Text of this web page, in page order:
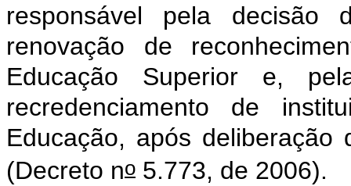
responsável pela decisão
renovação de
Educação Superior e,
recredenciamento de
Educação, após
(Decreto no 5.773, de 2006).